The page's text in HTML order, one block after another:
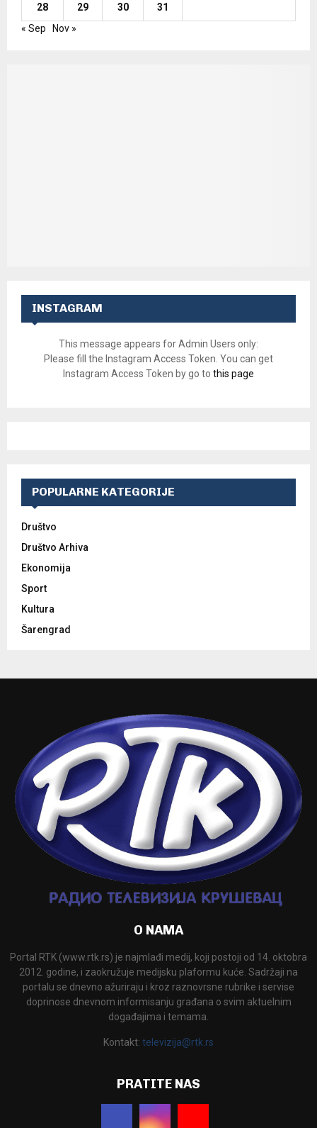
28 29 30
31
« Sep
Nov »
INSTAGRAM
This message appears for Admin Users only:
Please fill the Instagram Access Token. You can get
Instagram Access Token by go to this page
POPULARNE KATEGORIJE
Društvo
Društvo Arhiva
Ekonomija
Sport
Kultura
Šarengrad
O NAMA
Portal RTK (www.rtk.rs) je najmlađi medij, koji postoji od 14. oktobra
2012. godine, i zaokružuje medijsku plaformu kuće. Sadržaji na
portalu se dnevno ažuriraju i kroz raznovrsne rubrike i servise
doprinose dnevnom informisanju građana o svim aktuelnim
događajima i temama.
Kontakt: televizija@rtk.rs
PRATITE NAS